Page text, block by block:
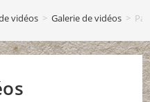
vidéos > Galerie de vidéos >